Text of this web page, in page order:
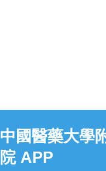
中國醫藥大學
院 APP